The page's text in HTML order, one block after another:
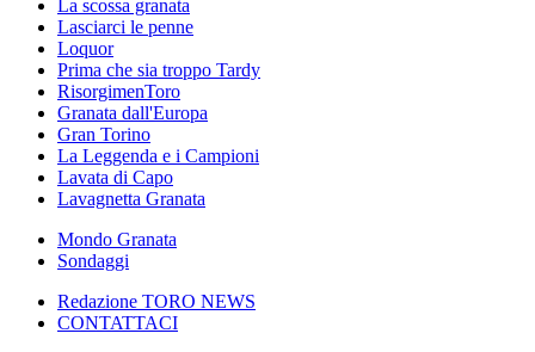
La scossa granata
Lasciarci le penne
Loquor
Prima che sia troppo Tardy
RisorgimenToro
Granata dall'Europa
Gran Torino
La Leggenda e i Campioni
Lavata di Capo
Lavagnetta Granata
Mondo Granata
Sondaggi
Redazione TORO NEWS
CONTATTACI